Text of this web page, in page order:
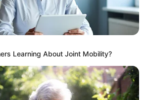
Conversations Beyond The
Learning About Joint Mobility?